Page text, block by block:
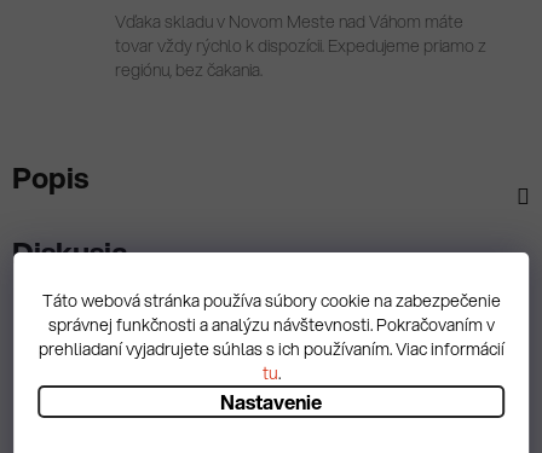
Táto webová stránka používa súbory cookie na zabezpečenie
správnej funkčnosti a analýzu návštevnosti. Pokračovaním v
prehliadaní vyjadrujete súhlas s ich používaním. Viac informácií
tu.
Nastavenie
Vďaka skladu v Novom Meste nad Váhom máte
tovar vždy rýchlo k dispozícii. Expedujeme priamo z
regiónu, bez čakania.
Popis
Diskusia
Spätná väzba